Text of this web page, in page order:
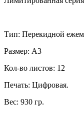
Тип: Перекидной
Размер: А3
Кол-во листов: 12
Печать: Цифровая.
Вес: 930 гр.